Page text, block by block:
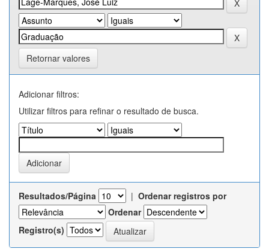
Retornar valores
Adicionar filtros:
Utilizar filtros para refinar o resultado de busca.
Resultados/Página | Ordenar registros por
Ordenar
Registro(s)